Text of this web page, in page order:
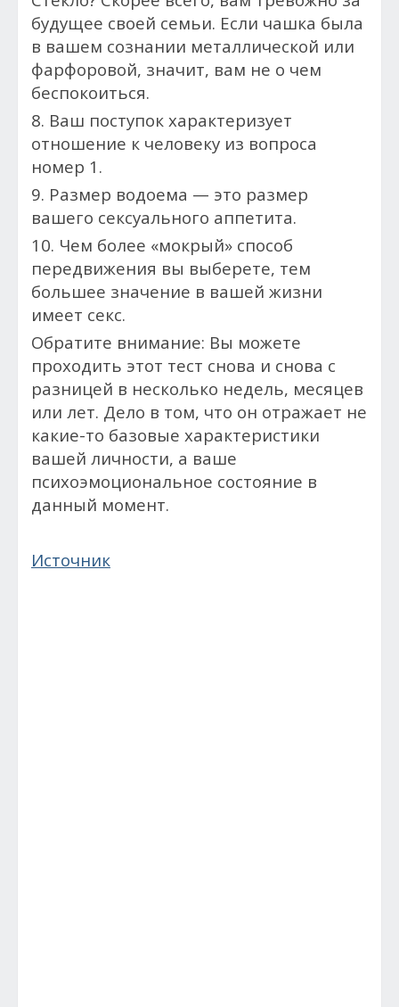
будущее своей семьи. Если чашка была
в вашем сознании металлической или
фарфоровой, значит, вам не о чем
беспокоиться.
8. Ваш поступок характеризует
отношение к человеку из вопроса
номер 1.
9. Размер водоема — это размер
вашего сексуального аппетита.
10. Чем более «мокрый» способ
передвижения вы выберете, тем
большее значение в вашей жизни
имеет секс.
Обратите внимание: Вы можете
проходить этот тест снова и снова с
разницей в несколько недель, месяцев
или лет. Дело в том, что он отражает не
какие-то базовые характеристики
вашей личности, а ваше
психоэмоциональное состояние в
данный момент.
Источник